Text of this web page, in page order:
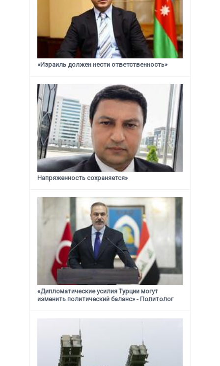
«Израиль должен нести ответственность»
Напряженность сохраняется»
«Дипломатические усилия Турции могут
изменить политический баланс» - Политолог